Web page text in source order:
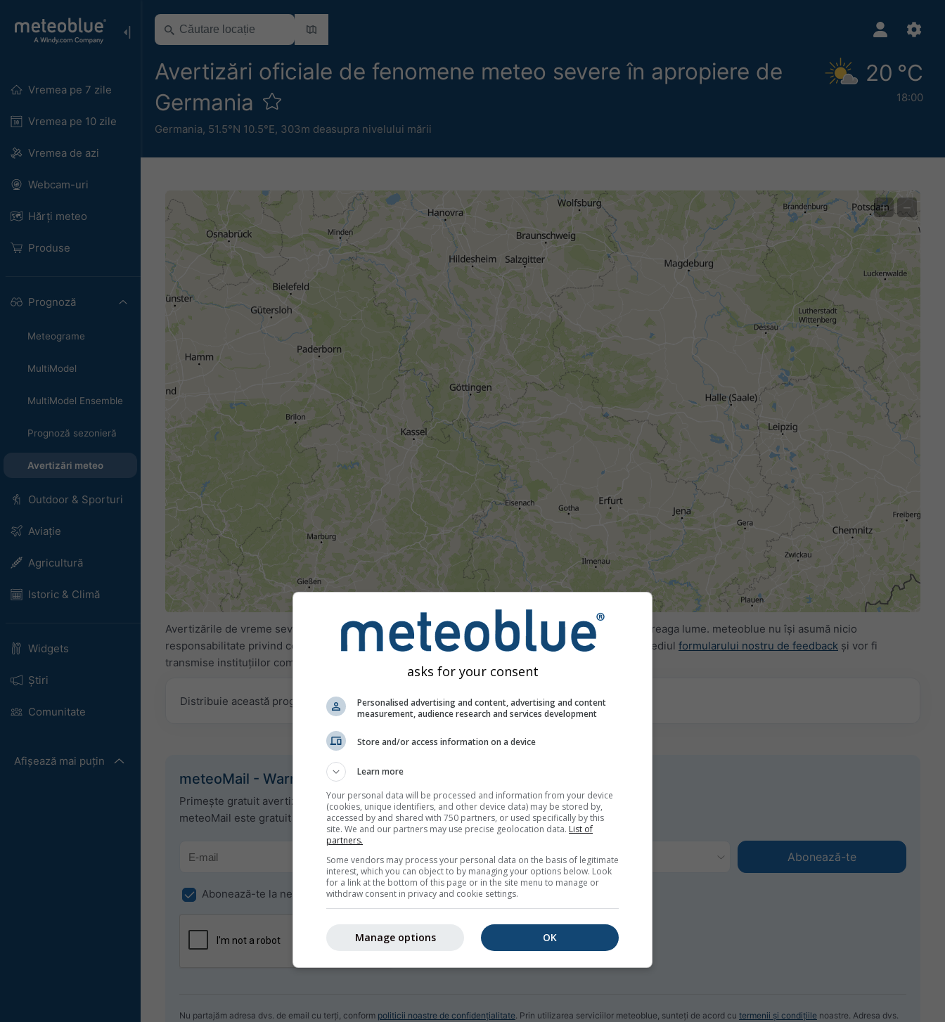
Vremea pe 7 zile
Vremea pe 10 zile
Vremea de azi
Webcam-uri
Hărți meteo
Produse
Prognoză
Meteograme
MultiModel
MultiModel Ensemble
Prognoză sezonieră
Avertizări meteo
Outdoor & Sporturi
Aviație
Agricultură
Istoric & Climă
Widgets
Știri
Comunitate
Afișează mai puțin
Avertizări oficiale de fenomene meteo severe în apropiere de
Germania
Germania, 51.5°N 10.5°E, 303m deasupra nivelului mării
20 °C
18:00
Toate <24h 24-48h >48h
+ −
Avertizările de vreme severă sunt furnizate către meteoblue de peste 80 de agenții oficiale din întreaga lume. meteoblue nu își asumă nicio
responsabilitate privind conținutul sau natura avertizărilor. Problemele pot fi raportate prin intermediul formularului nostru de feedback și vor fi
transmise instituțiilor competente.
Distribuie această prognoză
meteoMail - Warnings pentru Germania
Primește gratuit avertizări meteo prin e-mail.
meteoMail este gratuit și te poți dezabona oricând.
Abonează-te la newsletter
Nu partajăm adresa dvs. de email cu terți, conform politicii noastre de confidențialitate . Prin utilizarea serviciilor meteoblue, sunteți de acord cu termenii și condițiile noastre. Adresa dvs.
asks for your consent
Personalised advertising and content, advertising and content
measurement, audience research and services development
Store and/or access information on a device
Learn more
Your personal data will be processed and information from your device
(cookies, unique identifiers, and other device data) may be stored by,
accessed by and shared with 750 partners, or used specifically by this
site. We and our partners may use precise geolocation data. List of
partners.
Some vendors may process your personal data on the basis of legitimate
interest, which you can object to by managing your options below. Look
for a link at the bottom of this page or in the site menu to manage or
withdraw consent in privacy and cookie settings.
OK
Manage options